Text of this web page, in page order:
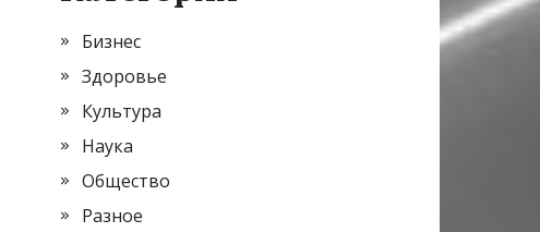
Бизнес
Здоровье
Культура
Наука
Общество
Разное